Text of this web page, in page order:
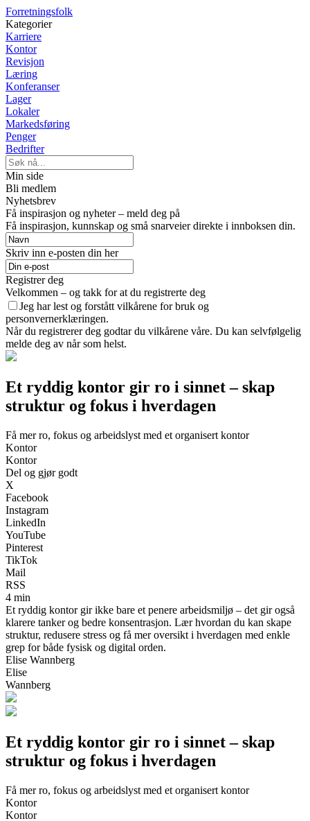
Forretningsfolk
Kategorier
Karriere
Kontor
Revisjon
Læring
Konferanser
Lager
Lokaler
Markedsføring
Penger
Bedrifter
Min side
Bli medlem
Nyhetsbrev
Få inspirasjon og nyheter – meld deg på
Få inspirasjon, kunnskap og små snarveier direkte i innboksen din.
Skriv inn e-posten din her
Registrer deg
Velkommen – og takk for at du registrerte deg
Jeg har lest og forstått vilkårene for bruk og
personvernerklæringen.
Når du registrerer deg godtar du vilkårene våre. Du kan selvfølgelig
melde deg av når som helst.
Et ryddig kontor gir ro i sinnet – skap
struktur og fokus i hverdagen
Få mer ro, fokus og arbeidslyst med et organisert kontor
Kontor
Kontor
Del og gjør godt
X
Facebook
Instagram
LinkedIn
YouTube
Pinterest
TikTok
Mail
RSS
4 min
Et ryddig kontor gir ikke bare et penere arbeidsmiljø – det gir også
klarere tanker og bedre konsentrasjon. Lær hvordan du kan skape
struktur, redusere stress og få mer oversikt i hverdagen med enkle
grep for både fysisk og digital orden.
Elise Wannberg
Elise
Wannberg
Et ryddig kontor gir ro i sinnet – skap
struktur og fokus i hverdagen
Få mer ro, fokus og arbeidslyst med et organisert kontor
Kontor
Kontor